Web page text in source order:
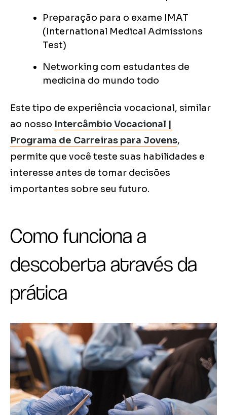
Preparação para o exame IMAT
(International Medical Admissions
Test)
Networking com estudantes de
medicina do mundo todo
Este tipo de experiência vocacional, similar
ao nosso Intercâmbio Vocacional |
Programa de Carreiras para Jovens,
permite que você teste suas habilidades e
interesse antes de tomar decisões
importantes sobre seu futuro.
Como funciona a
descoberta através da
prática